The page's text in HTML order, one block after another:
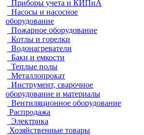
Приборы учета и КИПиА
Насосы и насосное
оборудование
Пожарное оборудование
Котлы и горелки
Водонагреватели
Баки и емкости
Теплые полы
Металлопрокат
Инструмент, сварочное
оборудование и материалы
Вентиляционное оборудование
Распродажа
Электрика
Хозяйственные товары